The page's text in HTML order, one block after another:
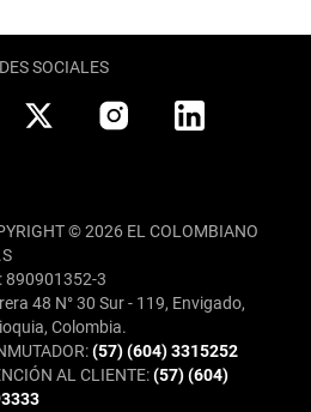
SOCIALES
© 2026 EL COLOMBIANO
890901352-3
48 N° 30 Sur - 119, Envigado,
Colombia.
(57) (604) 3315252
AL CLIENTE:(57) (604)